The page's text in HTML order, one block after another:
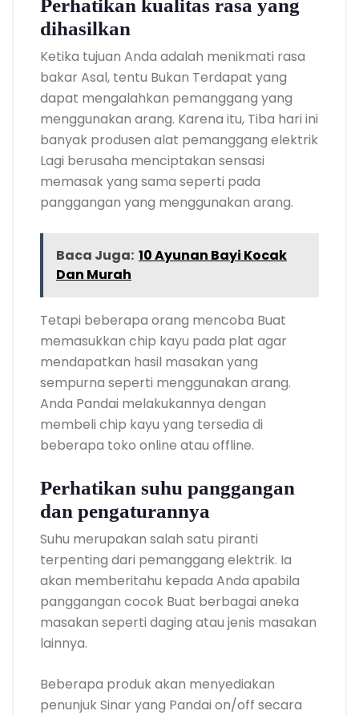
Perhatikan kualitas rasa yang
dihasilkan
Ketika tujuan Anda adalah menikmati rasa
bakar Asal, tentu Bukan Terdapat yang
dapat mengalahkan pemanggang yang
menggunakan arang. Karena itu, Tiba hari ini
banyak produsen alat pemanggang elektrik
Lagi berusaha menciptakan sensasi
memasak yang sama seperti pada
panggangan yang menggunakan arang.
Baca Juga: 10 Ayunan Bayi Kocak
Dan Murah
Tetapi beberapa orang mencoba Buat
memasukkan chip kayu pada plat agar
mendapatkan hasil masakan yang
sempurna seperti menggunakan arang.
Anda Pandai melakukannya dengan
membeli chip kayu yang tersedia di
beberapa toko online atau offline.
Perhatikan suhu panggangan
dan pengaturannya
Suhu merupakan salah satu piranti
terpenting dari pemanggang elektrik. Ia
akan memberitahu kepada Anda apabila
panggangan cocok Buat berbagai aneka
masakan seperti daging atau jenis masakan
lainnya.
Beberapa produk akan menyediakan
penunjuk Sinar yang Pandai on/off secara